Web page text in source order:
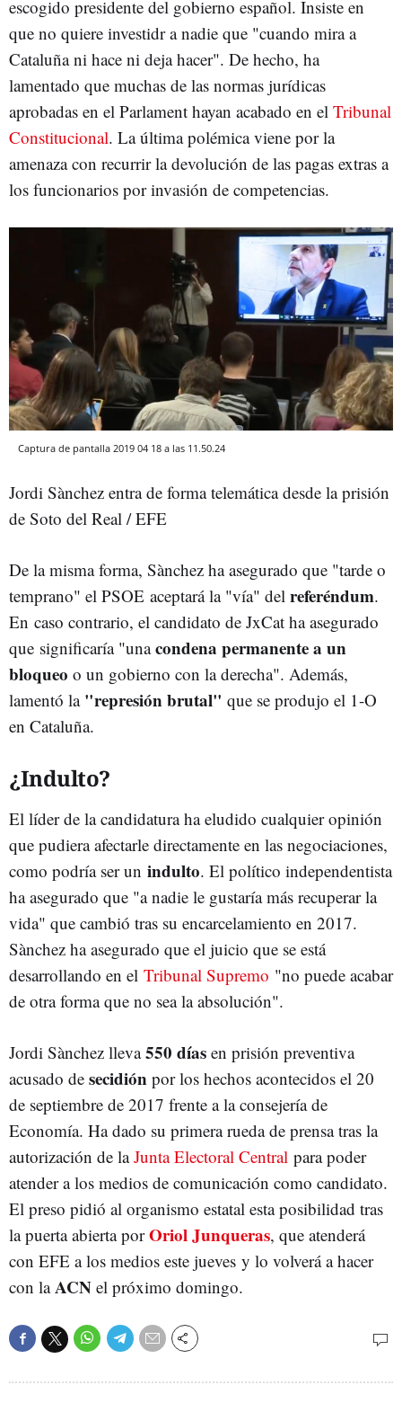
escogido presidente del gobierno español. Insiste en
que no quiere investidr a nadie que "cuando mira a
Cataluña ni hace ni deja hacer". De hecho, ha
lamentado que muchas de las normas jurídicas
aprobadas en el Parlament hayan acabado en el Tribunal
Constitucional. La última polémica viene por la
amenaza con recurrir la devolución de las pagas extras a
los funcionarios por invasión de competencias.
Captura de pantalla 2019 04 18 a las 11.50.24
Jordi Sànchez entra de forma telemática desde la prisión
de Soto del Real / EFE
De la misma forma, Sànchez ha asegurado que "tarde o
temprano" el PSOE aceptará la "vía" del referéndum.
En caso contrario, el candidato de JxCat ha asegurado
que significaría "unacondena permanente a un
bloqueo o un gobierno con la derecha". Además,
lamentó la "represión brutal" que se produjo el 1-O
en Cataluña.
¿Indulto?
El líder de la candidatura ha eludido cualquier opinión
que pudiera afectarle directamente en las negociaciones,
como podría ser un indulto. El político independentista
ha asegurado que "a nadie le gustaría más recuperar la
vida" que cambió tras su encarcelamiento en 2017.
Sànchez ha asegurado que el juicio que se está
desarrollando en el Tribunal Supremo "no puede acabar
de otra forma que no sea la absolución".
Jordi Sànchez lleva550 días en prisión preventiva
acusado de secidión por los hechos acontecidos el 20
de septiembre de 2017 frente a la consejería de
Economía. Ha dado su primera rueda de prensa tras la
autorización de laJunta Electoral Central para poder
atender a los medios de comunicación como candidato.
El preso pidió al organismo estatal esta posibilidad tras
la puerta abierta porOriol Junqueras, que atenderá
con EFE a los medios este jueves y lo volverá a hacer
con laACN el próximo domingo.